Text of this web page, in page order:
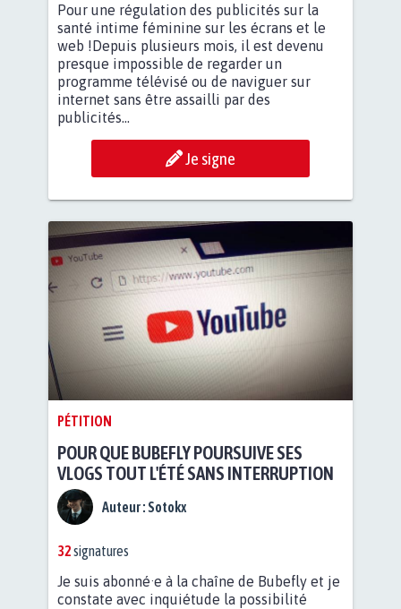
Pour une régulation des publicités sur la
santé intime féminine sur les écrans et le
web !Depuis plusieurs mois, il est devenu
presque impossible de regarder un
programme télévisé ou de naviguer sur
internet sans être assailli par des
publicités...
Je signe
PÉTITION
POUR QUE BUBEFLY POURSUIVE SES
VLOGS TOUT L'ÉTÉ SANS INTERRUPTION
Auteur : Sotokx
32signatures
Je suis abonné·e à la chaîne de Bubefly et je
constate avec inquiétude la possibilité